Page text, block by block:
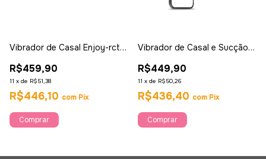
Vibrador de Casal Enjoy-rct
R$459,90
11 x de R$51,38
R$446,10 com Pix
Comprar
Vibrador de Casal e Sucção
Recarregável - Ahava
R$449,90
11 x de R$50,26
R$436,40 com Pix